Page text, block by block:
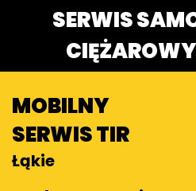
SERWIS
MOBILNY
SERWIS TIR
Łąkie